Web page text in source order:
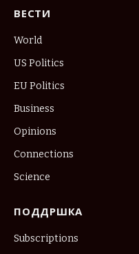
ВЕСТИ
World
US Politics
EU Politics
Business
Opinions
Connections
Science
ПОДДРШКА
Subscriptions